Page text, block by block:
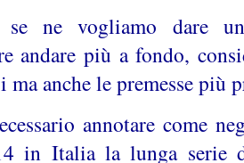
se ne vogliamo dare
andare più a fondo,
anche le premesse più
annotare come
in Italia la lunga serie